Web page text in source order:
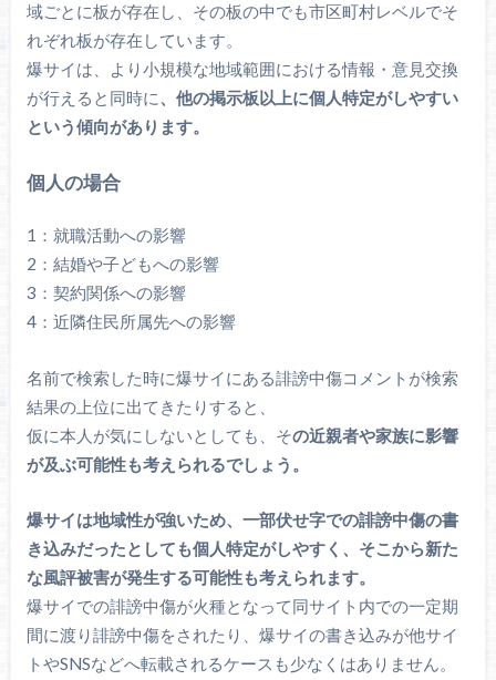
域ごとに板が存在し、その板の中でも市区町村レベルでそ
れぞれ板が存在しています。
爆サイは、より小規模な地域範囲における情報・意見交換
が行えると同時に、他の掲示板以上に個人特定がしやすい
という傾向があります。
個人の場合
1：就職活動への影響
2：結婚や子どもへの影響
3：契約関係への影響
4：近隣住民所属先への影響
名前で検索した時に爆サイにある誹謗中傷コメントが検索
結果の上位に出てきたりすると、
仮に本人が気にしないとしても、その近親者や家族に影響
が及ぶ可能性も考えられるでしょう。
爆サイは地域性が強いため、一部伏せ字での誹謗中傷の書
き込みだったとしても個人特定がしやすく、そこから新た
な風評被害が発生する可能性も考えられます。
爆サイでの誹謗中傷が火種となって同サイト内での一定期
間に渡り誹謗中傷をされたり、爆サイの書き込みが他サイ
トやSNSなどへ転載されるケースも少なくはありません。